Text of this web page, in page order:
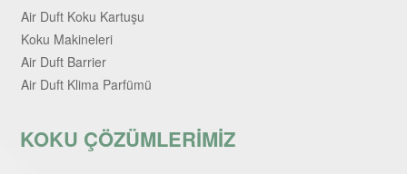
Air Duft Koku Kartuşu
Koku Makineleri
Air Duft Barrier
Air Duft Klima Parfümü
KOKU ÇÖZÜMLERİMİZ